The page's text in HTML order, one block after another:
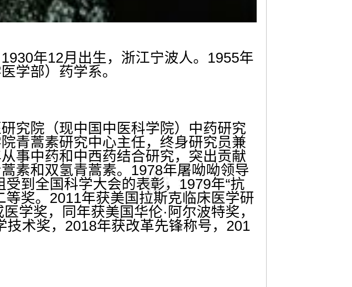
年12月出生，浙江宁波人。1955年
学部）药学系。
究院（现中国中医科学院）中药研究
青蒿素研究中心主任，终身研究员兼
事中药和中西药结合研究，突出贡献
素和双氢青蒿素。1978年屠呦呦领导
受到全国科学大会的表彰，1979年“抗
等奖。2011年获美国拉斯克临床医学研
学奖，同年获美国华伦·阿尔波特奖，
术奖，2018年获改革先锋称号，201